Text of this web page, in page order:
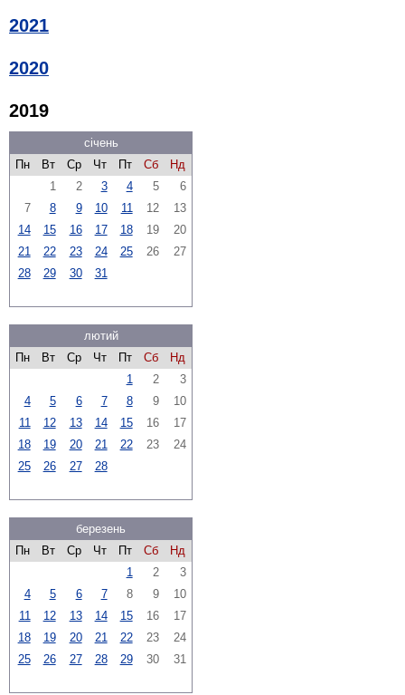
2021
2020
2019
січень
Пн
Вт Ср Чт Пт Сб
Нд
1
2 3 4 5
6
7
8 9 10 11 12
13
14
15 16 17 18 19
20
21
22 23 24 25 26
27
28
29 30 31
лютий
Пн
Вт Ср Чт Пт Сб
Нд
1
2
3
4
5 6 7 8 9
10
11
12 13 14 15 16
17
18
19 20 21 22 23
24
25
26 27 28
березень
Пн
Вт Ср Чт Пт Сб
Нд
1
2
3
4
5 6 7 8 9
10
11
12 13 14 15 16
17
18
19 20 21 22 23
24
25
26 27 28 29 30 31